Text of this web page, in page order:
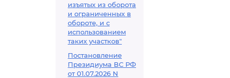
изъятых из оборота
и ограниченных в
обороте, и с
использованием
таких участков"
Постановление
Президиума ВС РФ
от 01.07.2026 N